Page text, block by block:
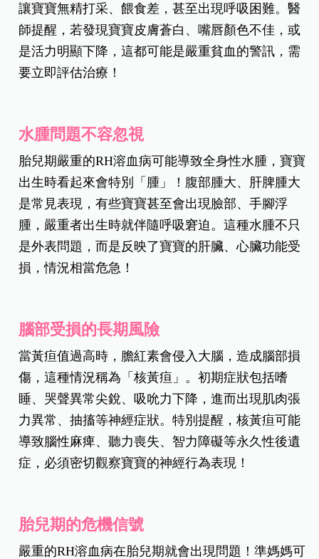
讓寶寶無精打采、餵食差，甚至出現呼吸困難。醫
師提醒，若發現寶寶皮膚蒼白、嘴唇顏色不佳，或
是活力明顯下降，這都可能是嚴重貧血的警訊，需
要立即評估治療！
水腫問題不容忽視
胎兒期嚴重的RH溶血病可能導致全身性水腫，寶寶
出生時看起來會特別「腫」！腹部腫大、肝脾腫大
是常見表現，有些寶寶甚至會出現臉部、手腳浮
腫，嚴重者出生時就伴隨呼吸窘迫。這種水腫不只
是外表問題，而是反映了寶寶的肝臟、心臟功能受
損，情況相當危急！
腦部受損的長期風險
當黃疸值過高時，膽紅素會侵入大腦，造成腦部損
傷，這種情況稱為「核黃疸」。初期症狀包括嗜
睡、哭聲異常尖銳、吸吮力下降，進而出現肌肉張
力異常、抽搐等神經症狀。特別提醒，核黃疸可能
導致腦性麻痺、聽力喪失、智力障礙等永久性後遺
症，必須密切觀察寶寶的神經行為表現！
胎兒期的危機信號
嚴重的RH溶血病在胎兒期就會出現問題！準媽媽可